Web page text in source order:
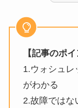
【記事のポイ
1.ウォシュレ
がわかる
2.故障ではな